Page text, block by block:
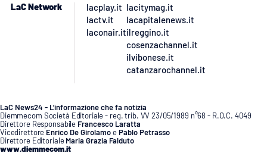
Lacapitalenews.it
Ilvibonese.it
Catanzarochannel.it
LaC Network
lacplay.it
lactv.it
laconair.it
lacitymag.it
lacapitalenews.it
ilreggino.it
cosenzachannel.it
ilvibonese.it
catanzarochannel.it
LaC News24 - L’informazione che fa notizia
Diemmecom Società Editoriale - reg. trib. VV 23/05/1989 n°68 - R.O.C. 4049
Direttore Responsabile Francesco Laratta
Vicedirettore Enrico De GirolamoePablo Petrasso
Direttore Editoriale Maria Grazia Falduto
www.diemmecom.it